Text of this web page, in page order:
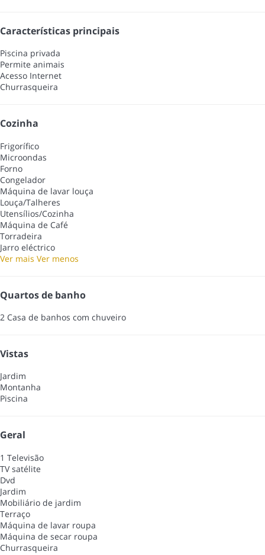
Características principais
Piscina privada
Permite animais
Acesso Internet
Churrasqueira
Cozinha
Frigorífico
Microondas
Forno
Congelador
Máquina de lavar louça
Louça/Talheres
Utensílios/Cozinha
Máquina de Café
Torradeira
Jarro eléctrico
Ver mais Ver menos
Quartos de banho
2 Casa de banhos com chuveiro
Vistas
Jardim
Montanha
Piscina
Geral
1 Televisão
TV satélite
Dvd
Jardim
Mobiliário de jardim
Terraço
Máquina de lavar roupa
Máquina de secar roupa
Churrasqueira